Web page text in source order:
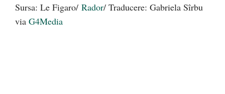
Sursa: Le Figaro/ Rador/ Traducere: Gabriela Sîrbu
via G4Media